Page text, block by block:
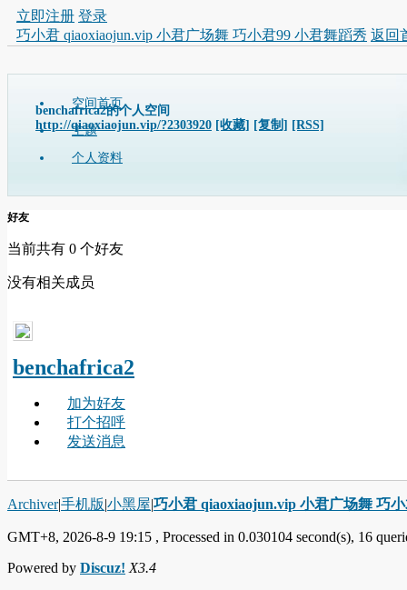
立即注册 登录
巧小君 qiaoxiaojun.vip 小君广场舞 巧小君99 小君舞蹈秀 返回
benchafrica2的个人空间
http://qiaoxiaojun.vip/?2303920 [收藏] [复制] [RSS]
空间首页
主题
个人资料
好友
当前共有 0 个好友
没有相关成员
benchafrica2
加为好友
打个招呼
发送消息
Archiver|手机版|小黑屋|巧小君 qiaoxiaojun.vip 小君广场舞 巧
GMT+8, 2026-8-9 19:15 , Processed in 0.030104 second(s), 16
Powered by Discuz! X3.4